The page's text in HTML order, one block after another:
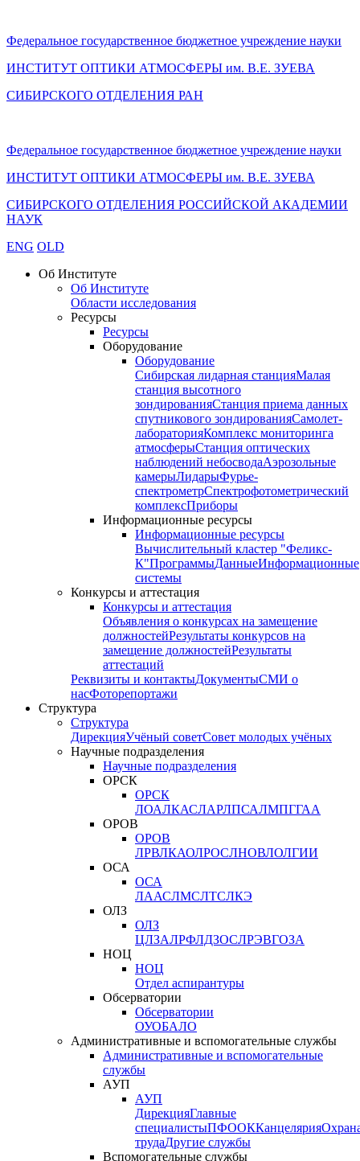
Федеральное государственное бюджетное учреждение науки
ИНСТИТУТ ОПТИКИ АТМОСФЕРЫ им. В.Е. ЗУЕВА
СИБИРСКОГО ОТДЕЛЕНИЯ РАН
Федеральное государственное бюджетное учреждение науки
ИНСТИТУТ ОПТИКИ АТМОСФЕРЫ им. В.Е. ЗУЕВА
СИБИРСКОГО ОТДЕЛЕНИЯ РОССИЙСКОЙ АКАДЕМИИ
НАУК
ENG OLD
Об Институте
Об Институте
Области исследования
Ресурсы
Ресурсы
Оборудование
Оборудование
Сибирская лидарная станцияМалая
станция высотного
зондированияСтанция приема данных
спутникового зондированияСамолет-
лабораторияКомплекс мониторинга
атмосферыСтанция оптических
наблюдений небосводаАэрозольные
камерыЛидарыФурье-
спектрометрСпектрофотометрический
комплексПриборы
Информационные ресурсы
Информационные ресурсы
Вычислительный кластер "Феликс-
К"ПрограммыДанныеИнформационные
системы
Конкурсы и аттестация
Конкурсы и аттестация
Объявления о конкурсах на замещение
должностейРезультаты конкурсов на
замещение должностейРезультаты
аттестаций
Реквизиты и контактыДокументыСМИ о
насФоторепортажи
Структура
Структура
ДирекцияУчёный советСовет молодых учёных
Научные подразделения
Научные подразделения
ОРСК
ОРСК
ЛОАЛКАСЛАРЛПСАЛМПГГАА
ОРОВ
ОРОВ
ЛРВЛКАОЛРОСЛНОВЛОЛГИИ
ОСА
ОСА
ЛААСЛМСЛТСЛКЭ
ОЛЗ
ОЛЗ
ЦЛЗАЛРФЛДЗОСЛРЭВГОЗА
НОЦ
НОЦ
Отдел аспирантуры
Обсерватории
Обсерватории
ОУОБАЛО
Административные и вспомогательные службы
Административные и вспомогательные
службы
АУП
АУП
ДирекцияГлавные
специалистыПФООККанцелярия
трудаДругие службы
Вспомогательные службы